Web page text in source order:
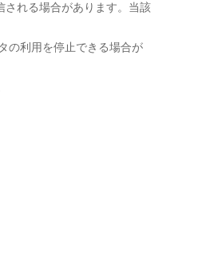
される場合があります。当該
の利用を停止できる場合が